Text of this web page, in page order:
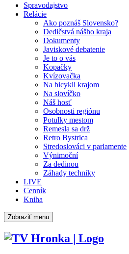
Spravodajstvo
Relácie
Ako poznáš Slovensko?
Dedičstvá nášho kraja
Dokumenty
Javiskové debatenie
Je to o vás
Kopačky
Kvízovačka
Na bicykli krajom
Na slovíčko
Náš hosť
Osobnosti regiónu
Potulky mestom
Remesla sa drž
Retro Bystrica
Stredoslováci v parlamente
Výnimoční
Za dedinou
Záhady techniky
LIVE
Cenník
Kniha
Zobraziť menu